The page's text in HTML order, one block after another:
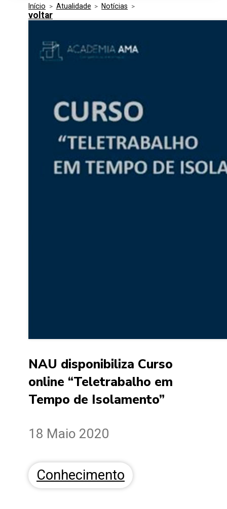
Segurança
Inovação
Media Kit
Entidades Ligadas
Eventos
Início > Atualidade > Notícias >
voltar
NAU disponibiliza Curso
online “Teletrabalho em
Tempo de Isolamento”
18 Maio 2020
Conhecimento